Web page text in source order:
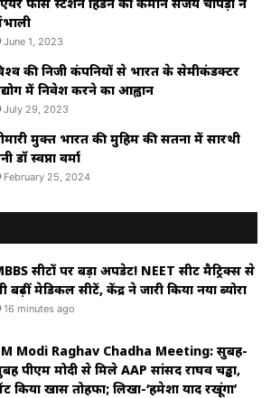
June 1, 2023
की निजी कंपनियों से भारत के सेमीकंडक्टर
में निवेश करने का आह्वान
July 29, 2023
मुक्त भारत की मुहिम की सतना में सारथी
डाॅ स्वप्ना वर्मा
February 25, 2024
सीटों पर बड़ा अपडेट! NEET सीट मैट्रिक्स से
बढ़ीं मेडिकल सीटें, केंद्र ने जारी किया नया ब्योरा
16 minutes ago
Modi Raghav Chadha Meeting: सुबह-
पीएम मोदी से मिले AAP सांसद राघव चड्ढा,
किया खास तोहफा; लिखा-‘हमेशा याद रखूंगा’